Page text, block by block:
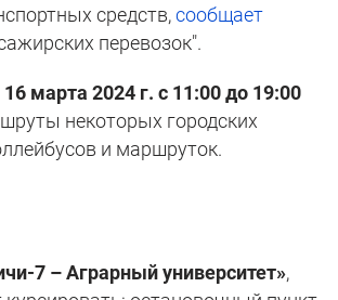
средств,сообщает
перевозок".
16 марта 2024 г. с 11:00 до 19:00
некоторых городских
и маршруток.
7 – Аграрный университет»,